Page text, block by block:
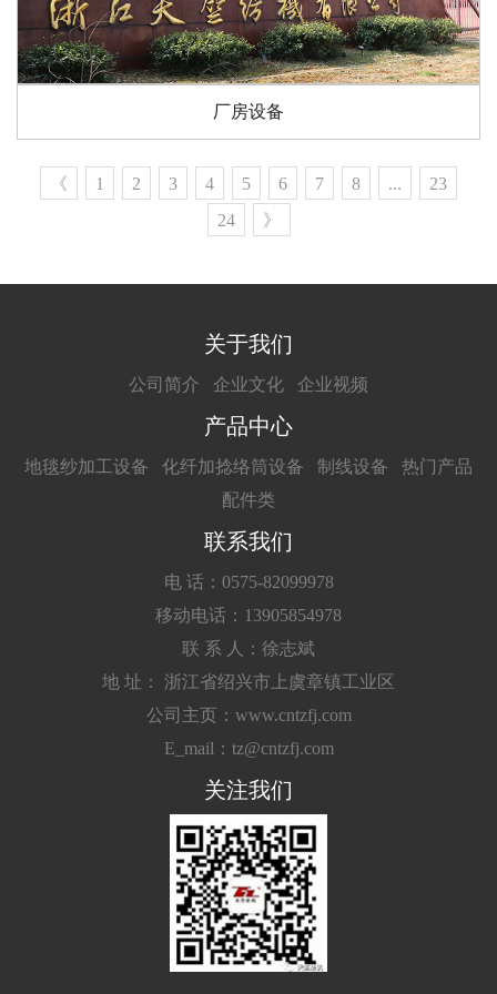
厂房设备
《 1 2 3 4 5 6 7 8 ...
23
24
》
关于我们
公司简介 企业文化 企业视频
产品中心
地毯纱加工设备 化纤加捻络筒设备 制线设备
热门产品
配件类
联系我们
电 话：0575-82099978
移动电话：13905854978
联 系 人：徐志斌
地 址： 浙江省绍兴市上虞章镇工业区
公司主页：www.cntzfj.com
E_mail：tz@cntzfj.com
关注我们